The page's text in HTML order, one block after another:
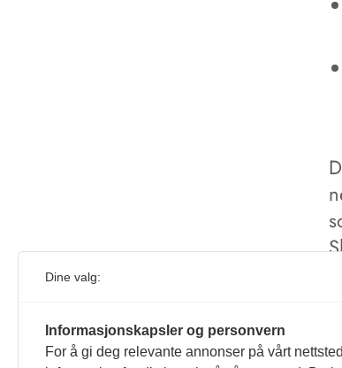
Dine valg:
Informasjonskapsler og personvern
For å gi deg relevante annonser på vårt